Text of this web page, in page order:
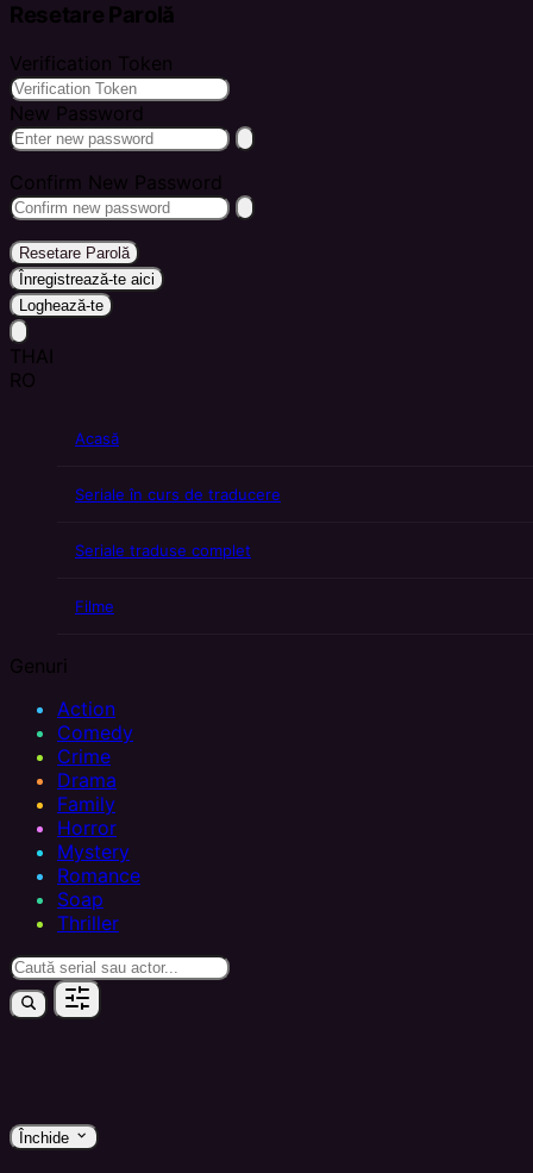
Resetare Parolă
Verification Token
New Password
Confirm New Password
Resetare Parolă
Înregistrează-te aici
Loghează-te
THAI
RO
Acasă
Seriale în curs de traducere
Seriale traduse complet
Filme
Genuri
Action
Comedy
Crime
Drama
Family
Horror
Mystery
Romance
Soap
Thriller
Închide keyboard_arrow_down